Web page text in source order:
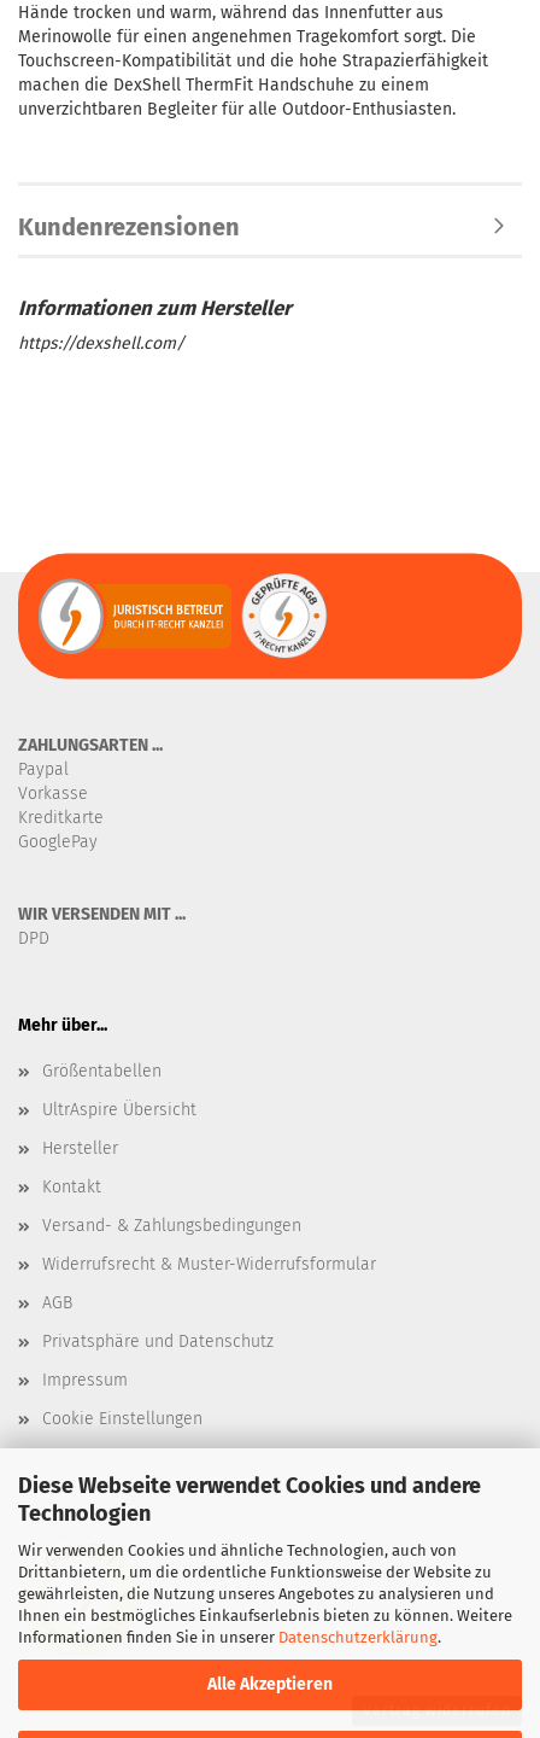
Diese Webseite verwendet Cookies und andere
Technologien
Wir verwenden Cookies und ähnliche Technologien, auch von
Drittanbietern, um die ordentliche Funktionsweise der Website zu
gewährleisten, die Nutzung unseres Angebotes zu analysieren und
Ihnen ein bestmögliches Einkaufserlebnis bieten zu können. Weitere
Informationen finden Sie in unserer Datenschutzerklärung.
Alle Akzeptieren
Hände trocken und warm, während das Innenfutter aus
Merinowolle für einen angenehmen Tragekomfort sorgt. Die
Touchscreen-Kompatibilität und die hohe Strapazierfähigkeit
machen die DexShell ThermFit Handschuhe zu einem
unverzichtbaren Begleiter für alle Outdoor-Enthusiasten.
Kundenrezensionen
https://dexshell.com/
ZAHLUNGSARTEN ...
Paypal
Vorkasse
Kreditkarte
GooglePay
WIR VERSENDEN MIT ...
DPD
Mehr über...
Größentabellen
UltrAspire Übersicht
Hersteller
Kontakt
Versand- & Zahlungsbedingungen
Widerrufsrecht & Muster-Widerrufsformular
AGB
Privatsphäre und Datenschutz
Impressum
Cookie Einstellungen
Vertrag widerrufen